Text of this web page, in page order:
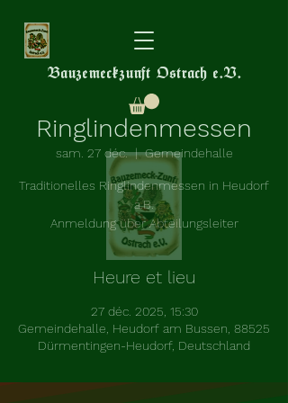
Bauzemeckzunft Ostrach e.V.
Ringlindenmessen
sam. 27 déc.
  |
Gemeindehalle
Traditionelles Ringlindenmessen in Heudorf
a.B.
Anmeldung über Abteilungsleiter
Heure et lieu
27 déc. 2025, 15:30
Gemeindehalle, Heudorf am Bussen, 88525
Dürmentingen-Heudorf, Deutschland